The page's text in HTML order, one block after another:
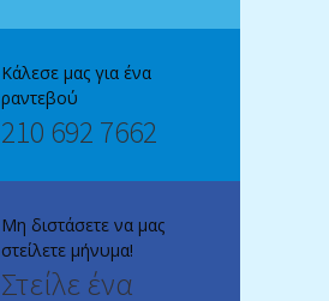
Κάλεσε μας για ένα
ραντεβού
210 692 7662
Μη διστάσετε να μας
στείλετε μήνυμα!
Στείλε ένα